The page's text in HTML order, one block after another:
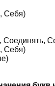
Себя)
Соединять,
Себя)